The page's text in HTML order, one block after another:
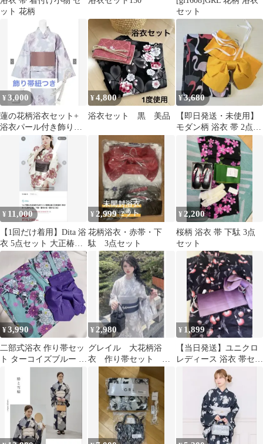
ット 花柄
セット
¥3,000
蓮の花柄浴衣セット+
浴衣パール付き飾り帯
¥4,800
浴衣セット 黒 美品
¥3,680
【即日発送・未使用】
モダン柄 浴衣 帯 2点セ
ット フラミンゴ 黒 か
らし色
¥ 11,000
【1回だけ着用】Dita 浴
衣 5点セット 大正椿流
れ 生成り
¥ 2,999
花柄浴衣・赤帯・下
駄 3点セット
¥ 2,200
桜柄 浴衣 帯 下駄 3点
セット
¥3,990
二部式浴衣 作り帯セッ
ト ターコイズブルー 花
¥ 2,980
グレイル 大花柄浴
衣 作り帯セット 新
¥ 1,899
【当日発送】ユニクロ
レディース 浴衣 帯セッ
ト あざみ柄 ネイビー